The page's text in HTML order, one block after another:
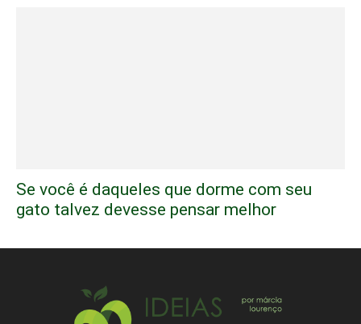
Se você é daqueles que dorme com seu
gato talvez devesse pensar melhor